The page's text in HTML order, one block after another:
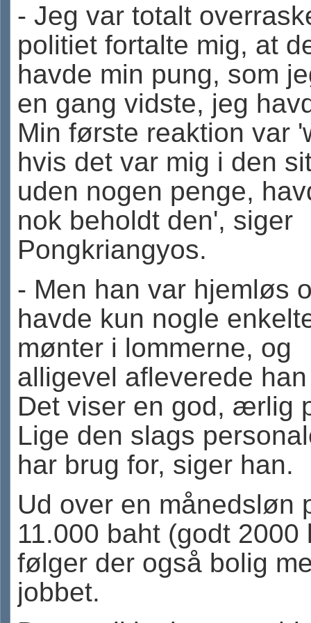
- Jeg var totalt
politiet fortalte mig, at
havde min pung, som
en gang vidste, jeg
Min første reaktion var
hvis det var mig i den
uden nogen penge,
nok beholdt den', siger
Pongkriangyos.
- Men han var hjemløs
havde kun nogle
mønter i lommerne, og
alligevel afleverede
Det viser en god, ærlig
Lige den slags
har brug for, siger han.
Ud over en månedsløn
11.000 baht (godt 2000
følger der også bolig
jobbet.